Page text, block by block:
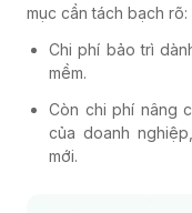
mục cần tách bạch rõ:
Chi phí bảo trì
mềm.
Còn chi phí nâng
của doanh
mới.